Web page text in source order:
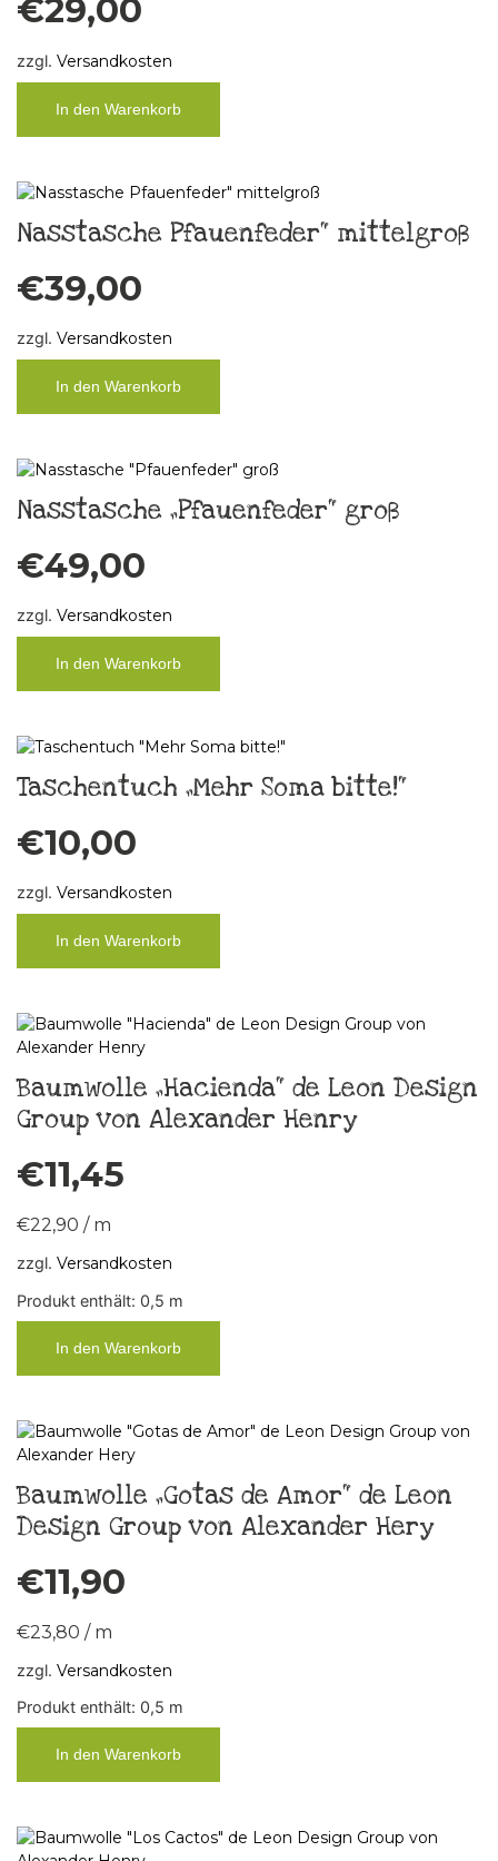
€29,00
zzgl. Versandkosten
In den Warenkorb
Nasstasche Pfauenfeder“ mittelgroß
€39,00
zzgl. Versandkosten
In den Warenkorb
Nasstasche „Pfauenfeder“ groß
€49,00
zzgl. Versandkosten
In den Warenkorb
Taschentuch „Mehr Soma bitte!“
€10,00
zzgl. Versandkosten
In den Warenkorb
Baumwolle „Hacienda“ de Leon Design
Group von Alexander Henry
€11,45
€22,90 / m
zzgl. Versandkosten
Produkt enthält: 0,5 m
In den Warenkorb
Baumwolle „Gotas de Amor“ de Leon
Design Group von Alexander Hery
€11,90
€23,80 / m
zzgl. Versandkosten
Produkt enthält: 0,5 m
In den Warenkorb